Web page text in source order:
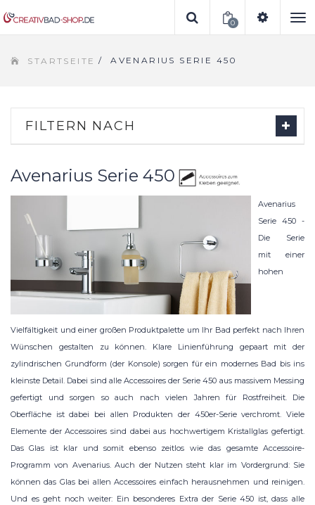
0
STARTSEITE / AVENARIUS SERIE 450
FILTERN NACH
Avenarius Serie 450
Avenarius
Serie 450 -
Die Serie
mit einer
hohen
Vielfältigkeit und einer großen Produktpalette um Ihr Bad perfekt nach Ihren
Wünschen gestalten zu können. Klare Linienführung gepaart mit der
zylindrischen Grundform (der Konsole) sorgen für ein modernes Bad bis ins
kleinste Detail. Dabei sind alle Accessoires der Serie 450 aus massivem Messing
gefertigt und sorgen so auch nach vielen Jahren für Rostfreiheit. Die
Oberfläche ist dabei bei allen Produkten der 450er-Serie verchromt. Viele
Elemente der Accessoires sind dabei aus hochwertigem Kristallglas gefertigt.
Das Glas ist klar und somit ebenso zeitlos wie das gesamte Accessoire-
Programm von Avenarius. Auch der Nutzen steht klar im Vordergrund: Sie
können das Glas bei allen Accessoires einfach herausnehmen und reinigen.
Und es geht noch weiter: Ein besonderes Extra der Serie 450 ist, dass alle